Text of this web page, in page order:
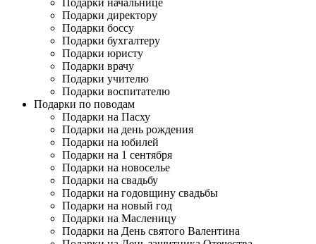
Подарки начальнице
Подарки директору
Подарки боссу
Подарки бухгалтеру
Подарки юристу
Подарки врачу
Подарки учителю
Подарки воспитателю
Подарки по поводам
Подарки на Пасху
Подарки на день рождения
Подарки на юбилей
Подарки на 1 сентября
Подарки на новоселье
Подарки на свадьбу
Подарки на годовщину свадьбы
Подарки на новый год
Подарки на Масленицу
Подарки на День святого Валентина